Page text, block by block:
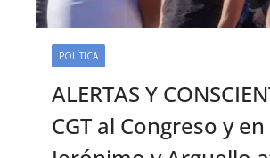
POLÍTICA
ALERTAS Y
CGT al Congreso y